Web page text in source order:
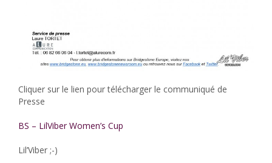
Cliquer sur le lien pour télécharger le communiqué de
Presse
BS – LilViber Women’s Cup
Lil’Viber ;-)